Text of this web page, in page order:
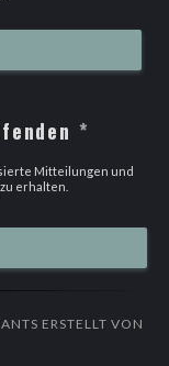
*
Mitteilungen und
erhalten.
ERSTELLT VON